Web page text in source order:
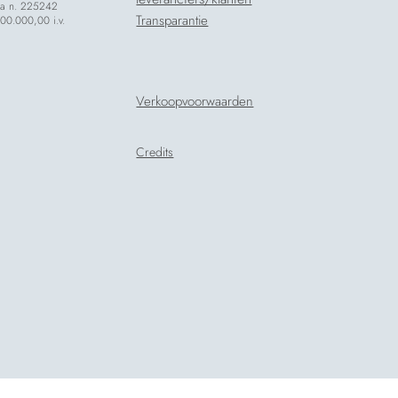
n. 225242
i.v.
Transparantie
Verkoopvoorwaarden
Credits